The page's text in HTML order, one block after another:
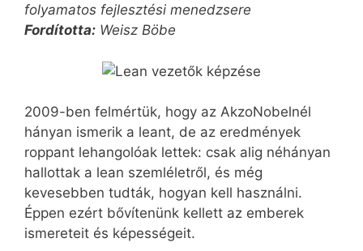
folyamatos fejlesztési menedzsere
Fordította: Weisz Böbe
2009-ben felmértük, hogy az AkzoNobelnél
hányan ismerik a leant, de az eredmények
roppant lehangolóak lettek: csak alig néhányan
hallottak a lean szemléletről, és még
kevesebben tudták, hogyan kell használni.
Éppen ezért bővítenünk kellett az emberek
ismereteit és képességeit.